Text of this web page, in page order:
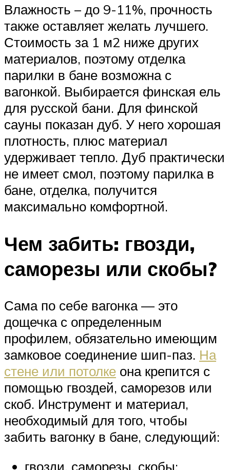
Влажность – до 9-11%, прочность
также оставляет желать лучшего.
Стоимость за 1 м2 ниже других
материалов, поэтому отделка
парилки в бане возможна с
вагонкой. Выбирается финская ель
для русской бани. Для финской
сауны показан дуб. У него хорошая
плотность, плюс материал
удерживает тепло. Дуб практически
не имеет смол, поэтому парилка в
бане, отделка, получится
максимально комфортной.
Чем забить: гвозди,
саморезы или скобы?
Сама по себе вагонка — это
дощечка с определенным
профилем, обязательно имеющим
замковое соединение шип-паз. На
стене или потолке она крепится с
помощью гвоздей, саморезов или
скоб. Инструмент и материал,
необходимый для того, чтобы
забить вагонку в бане, следующий:
гвозди, саморезы, скобы;